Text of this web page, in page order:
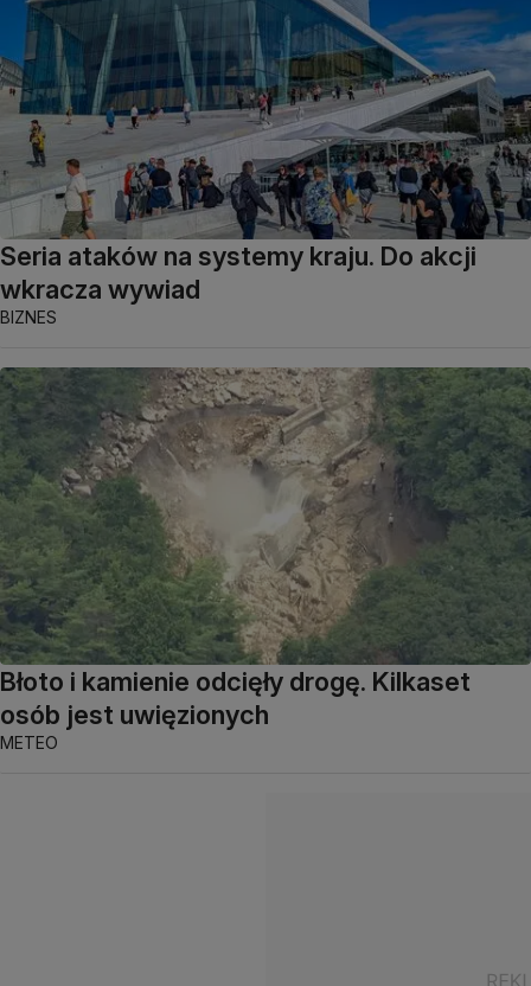
Seria ataków na systemy kraju. Do akcji
wkracza wywiad
BIZNES
Błoto i kamienie odcięły drogę. Kilkaset
osób jest uwięzionych
METEO